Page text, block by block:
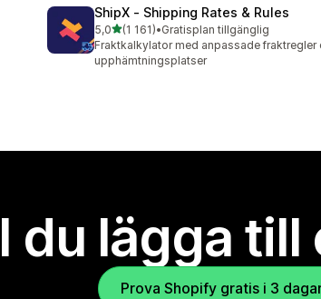
ShipX ‑ Shipping Rates & Rules
5,0av 5 stjärnor
(1 161)
1161 recensioner totalt
•Gratisplan tillgänglig
Fraktkalkylator med anpassade fraktregler
upphämtningsplatser
du lägga till
Prova Shopify gratis i 3